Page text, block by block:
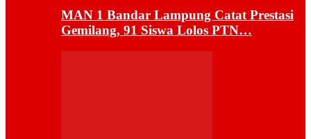
MAN 1 Bandar Lampung Catat Prestasi
Gemilang, 91 Siswa Lolos PTN…